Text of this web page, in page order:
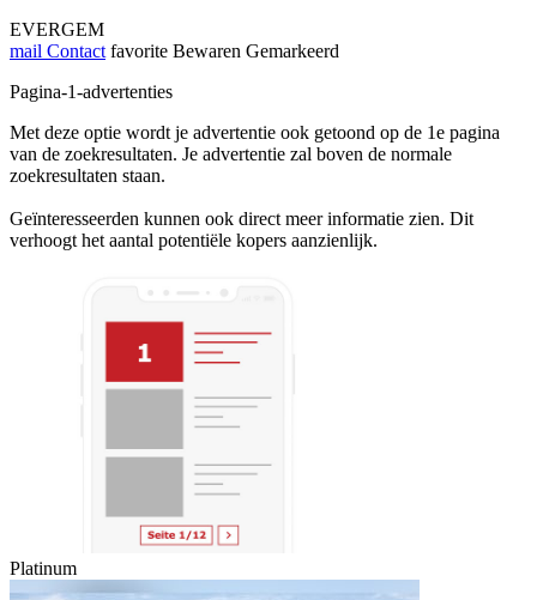
EVERGEM
mail Contact favorite Bewaren Gemarkeerd
Pagina-1-advertenties
Met deze optie wordt je advertentie ook getoond op de 1e pagina
van de zoekresultaten. Je advertentie zal boven de normale
zoekresultaten staan.
Geïnteresseerden kunnen ook direct meer informatie zien. Dit
verhoogt het aantal potentiële kopers aanzienlijk.
Platinum